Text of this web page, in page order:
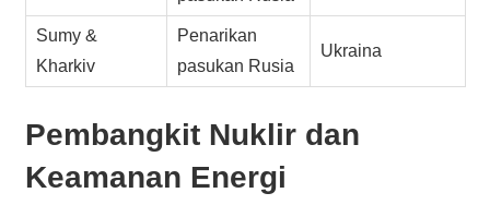
Sumy &
Kharkiv
Penarikan
pasukan Rusia
Ukraina
Pembangkit Nuklir dan
Keamanan Energi